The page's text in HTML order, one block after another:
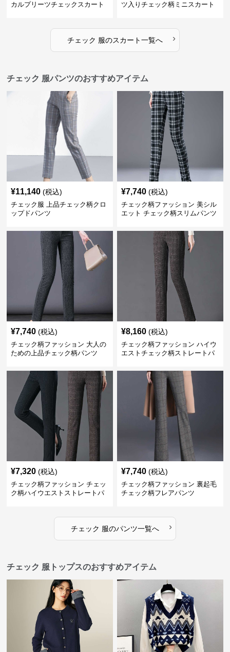
カルプリーツチェックスカート
ツ入りチェック柄ミニスカート
チェック 服のスカート一覧へ ›
チェック 服パンツのおすすめアイテム
¥11,140 (税込)
チェック服 上品チェック柄クロ
ップドパンツ
¥7,740 (税込)
チェック柄ファッション 美シル
エット チェック柄スリムパンツ
¥7,740 (税込)
チェック柄ファッション 大人の
ための上品チェック柄パンツ
¥8,160 (税込)
チェック柄ファッション ハイウ
エストチェック柄ストレートパ
¥7,320 (税込)
チェック柄ファッション チェッ
ク柄ハイウエストストレートパ
¥7,740 (税込)
チェック柄ファッション 裏起毛
チェック柄フレアパンツ
チェック 服のパンツ一覧へ ›
チェック 服トップスのおすすめアイテム